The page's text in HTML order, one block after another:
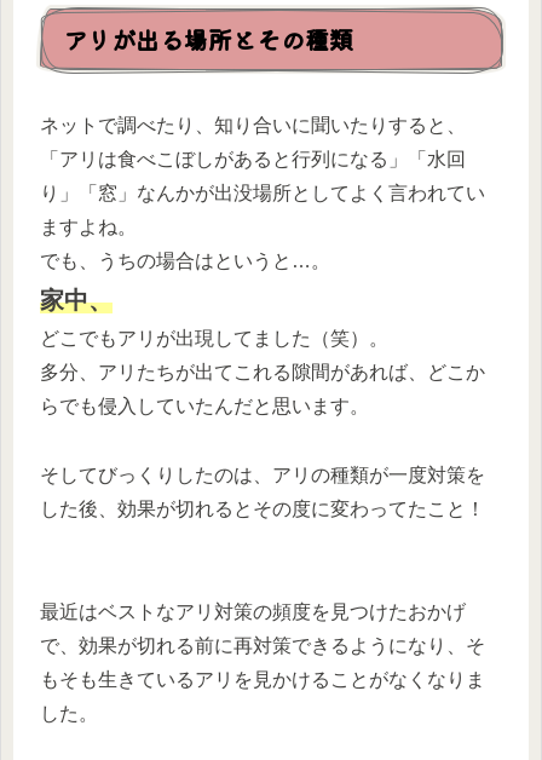
アリが出る場所とその種類
ネットで調べたり、知り合いに聞いたりすると、
「アリは食べこぼしがあると行列になる」「水回
り」「窓」なんかが出没場所としてよく言われてい
ますよね。
でも、うちの場合はというと…。
家中、
どこでもアリが出現してました（笑）。
多分、アリたちが出てこれる隙間があれば、どこか
らでも侵入していたんだと思います。
そしてびっくりしたのは、アリの種類が一度対策を
した後、効果が切れるとその度に変わってたこと！
最近はベストなアリ対策の頻度を見つけたおかげ
で、効果が切れる前に再対策できるようになり、そ
もそも生きているアリを見かけることがなくなりま
した。